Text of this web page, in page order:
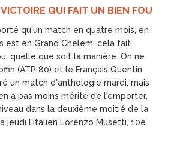
QUI FAIT UN BIEN FOU
qu'un match en quatre mois, en
est en Grand Chelem, cela fait
quelle que soit la manière. On ne
(ATP 80) et le Français Quentin
un match d'anthologie mardi, mais
a pas moins mérité de l'emporter,
dans la deuxième moitié de la
jeudi l'Italien Lorenzo Musetti, 10e